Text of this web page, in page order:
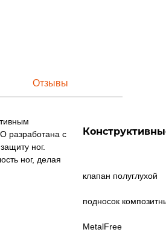
Отзывы
разработана с
ног.
ног, делая
клапан полуглухой
подносок
MetalFree